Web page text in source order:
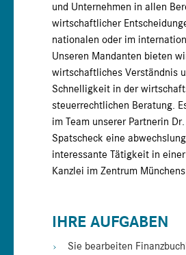
und Unternehmen in allen
wirtschaftlicher
nationalen oder im
Unseren Mandanten bieten
wirtschaftliches Verständnis
Schnelligkeit in der
steuerrechtlichen Beratung.
im Team unserer Partnerin
Spatscheck eine
interessante Tätigkeit in
Kanzlei im Zentrum
IHRE AUFGABEN
Sie bearbeiten